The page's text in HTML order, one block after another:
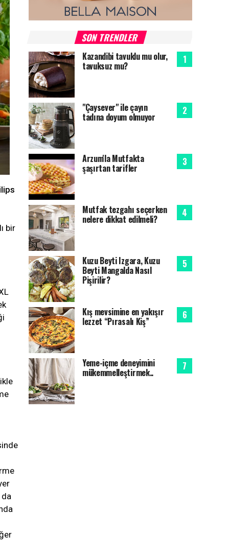
bir
da
SON TRENDLER
Kazandibi tavuklu mu olur,
tavuksuz mu?
"Çaysever" ile çayın
tadına doyum olmuyor
Arzum'la Mutfakta
şaşırtan tarifler
Mutfak tezgahı seçerken
nelere dikkat edilmeli?
Kuzu Beyti Izgara, Kuzu
Beyti Mangalda Nasıl
Pişirilir?
Kış mevsimine en yakışır
lezzet “Pırasalı Kiş”
Yeme-içme deneyimini
mükemmelleştirmek..